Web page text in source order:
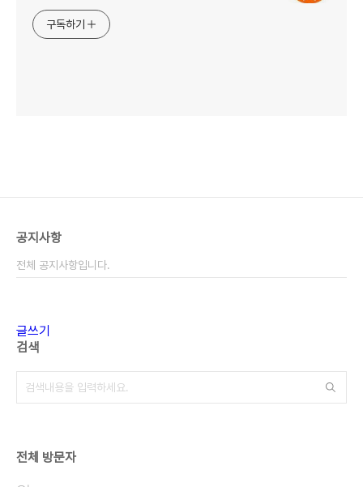
구독하기
공지사항
전체 공지사항입니다.
글쓰기
검색
전체 방문자